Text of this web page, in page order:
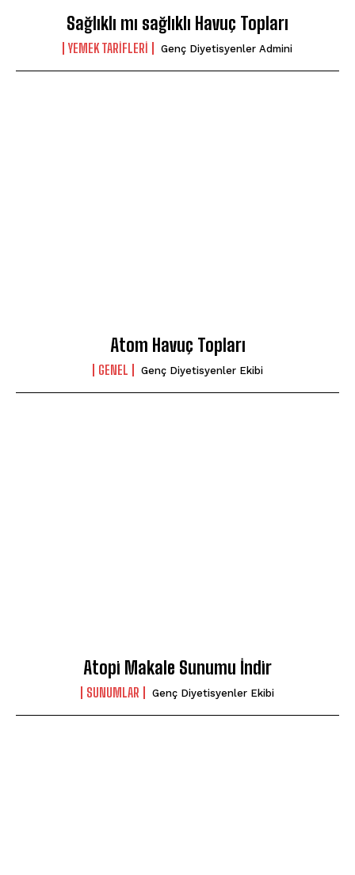
Sağlıklı mı sağlıklı Havuç Topları
YEMEK TARIFLERI Genç Diyetisyenler Admini
Atom Havuç Topları
GENEL Genç Diyetisyenler Ekibi
Atopi Makale Sunumu İndir
SUNUMLAR Genç Diyetisyenler Ekibi